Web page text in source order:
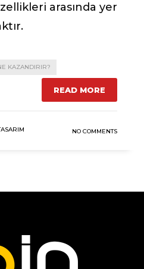
arasında yer
KAZANDIRIR?
READ MORE
NO COMMENTS